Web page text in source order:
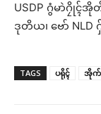
USDP ဂွံမာဲဂၠိုၚ်
ဒုတိယ၊ ဗော်
TAGS ပရိုၚ် အိုက်